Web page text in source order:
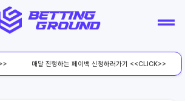
매달 진행하는 페이백 신청하러가기 <<CLICK>>